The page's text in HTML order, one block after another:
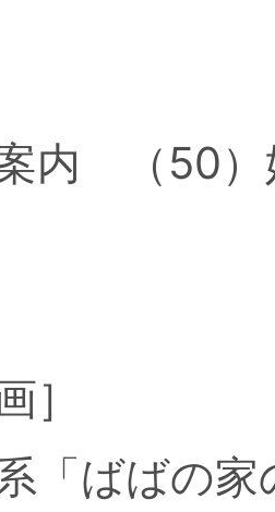
内 （50
］
「ばばの家